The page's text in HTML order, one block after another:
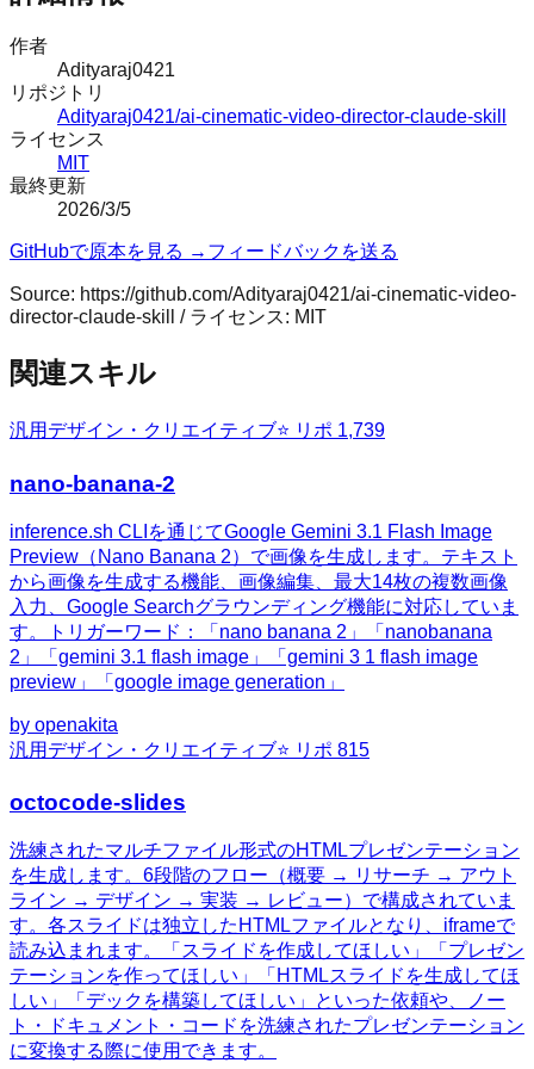
作者
Adityaraj0421
リポジトリ
Adityaraj0421/ai-cinematic-video-director-claude-skill
ライセンス
MIT
最終更新
2026/3/5
GitHubで原本を見る → フィードバックを送る
Source: https://github.com/Adityaraj0421/ai-cinematic-video-
director-claude-skill
/ ライセンス: MIT
関連スキル
汎用 デザイン・クリエイティブ⭐ リポ 1,739
nano-banana-2
inference.sh CLIを通じてGoogle Gemini 3.1 Flash Image
Preview（Nano Banana 2）で画像を生成します。テキスト
から画像を生成する機能、画像編集、最大14枚の複数画像
入力、Google Searchグラウンディング機能に対応していま
す。トリガーワード：「nano banana 2」「nanobanana
2」「gemini 3.1 flash image」「gemini 3 1 flash image
preview」「google image generation」
by openakita
汎用 デザイン・クリエイティブ⭐ リポ 815
octocode-slides
洗練されたマルチファイル形式のHTMLプレゼンテーション
を生成します。6段階のフロー（概要 → リサーチ → アウト
ライン → デザイン → 実装 → レビュー）で構成されていま
す。各スライドは独立したHTMLファイルとなり、iframeで
読み込まれます。「スライドを作成してほしい」「プレゼン
テーションを作ってほしい」「HTMLスライドを生成してほ
しい」「デックを構築してほしい」といった依頼や、ノー
ト・ドキュメント・コードを洗練されたプレゼンテーション
に変換する際に使用できます。